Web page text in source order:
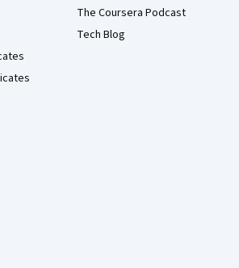
The Coursera Podcast
Tech Blog